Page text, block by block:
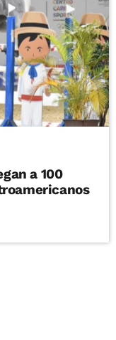
a 100